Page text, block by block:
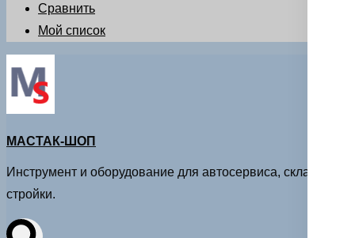
Сравнить
Мой список
МАСТАК-ШОП
Инструмент и оборудование для автосервиса, склада и
стройки.